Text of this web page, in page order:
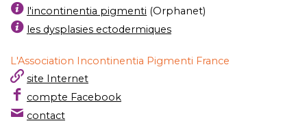
l'incontinentia pigmenti (Orphanet)
les dysplasies ectodermiques
L'Association Incontinentia Pigmenti France
site Internet
compte Facebook
contact